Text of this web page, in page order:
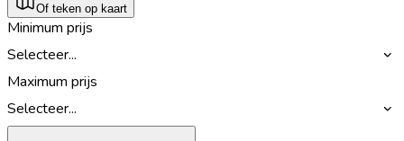
Of teken op kaart
Minimum prijs
Selecteer...
Maximum prijs
Selecteer...